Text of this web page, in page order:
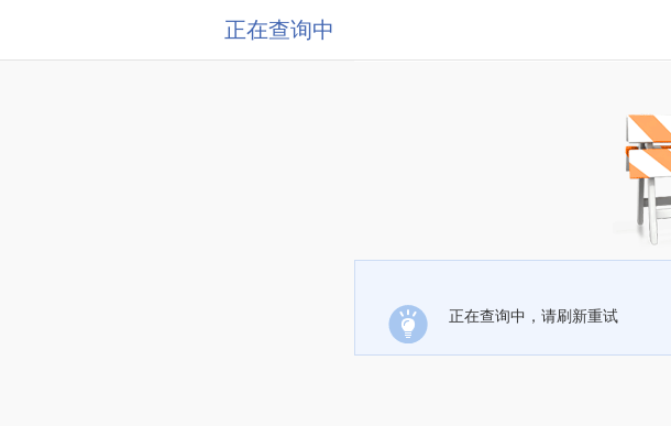
正在查询中
正在查询中，请刷新重试